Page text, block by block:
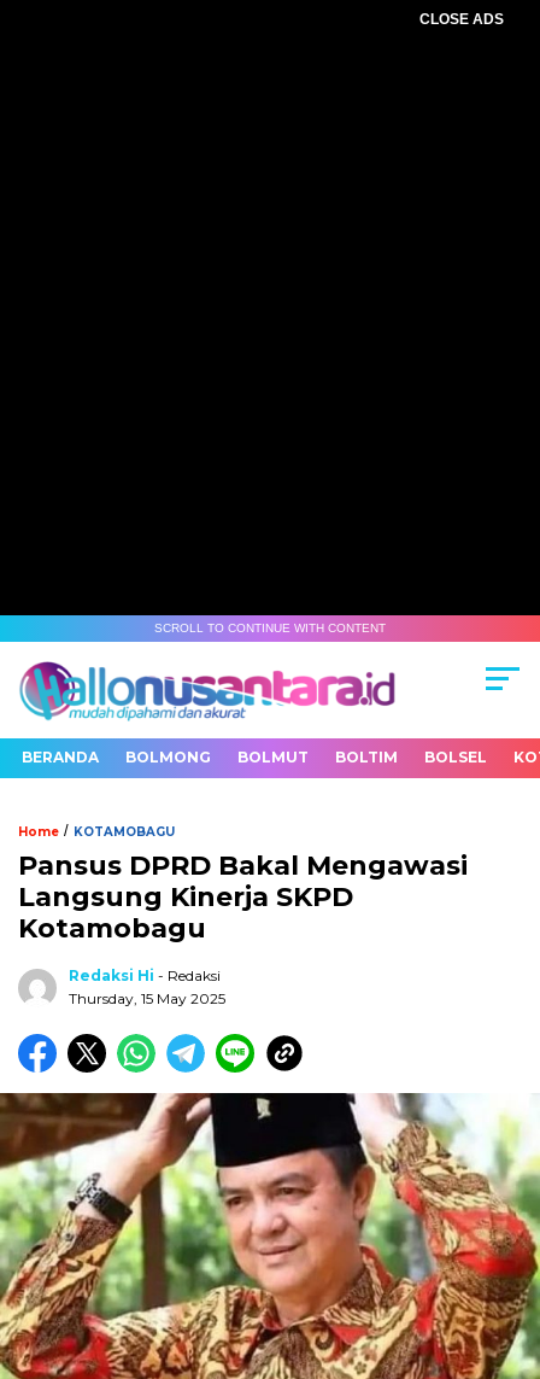
CLOSE ADS
SCROLL TO CONTINUE WITH CONTENT
BERANDA BOLMONG BOLMUT BOLTIM BOLSEL
Home / KOTAMOBAGU
Pansus DPRD Bakal Mengawasi
Langsung Kinerja SKPD
Kotamobagu
Redaksi Hi - Redaksi
Thursday, 15 May 2025